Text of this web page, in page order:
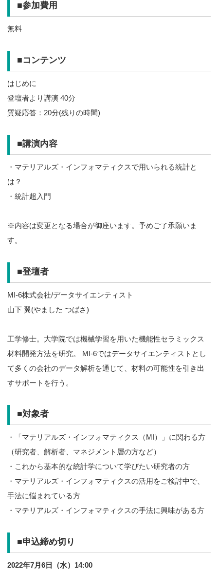
■参加費用
無料
■コンテンツ
はじめに
登壇者より講演 40分
質疑応答：20分(残りの時間)
■講演内容
・マテリアルズ・インフォマティクスで用いられる統計と
は？
・統計超入門
※内容は変更となる場合が御座います。予めご了承願いま
す。
■登壇者
MI-6株式会社/データサイエンティスト
山下 翼(やました つばさ)
工学修士。大学院では機械学習を用いた機能性セラミックス
材料開発方法を研究。 MI-6ではデータサイエンティストとし
て多くの会社のデータ解析を通じて、材料の可能性を引き出
すサポートを行う。
■対象者
・「マテリアルズ・インフォマティクス（MI）」に関わる方
（研究者、解析者、マネジメント層の方など）
・これから基本的な統計学について学びたい研究者の方
・マテリアルズ・インフォマティクスの活用をご検討中で、
手法に悩まれている方
・マテリアルズ・インフォマティクスの手法に興味がある方
■申込締め切り
2022年7月6日（水）14:00